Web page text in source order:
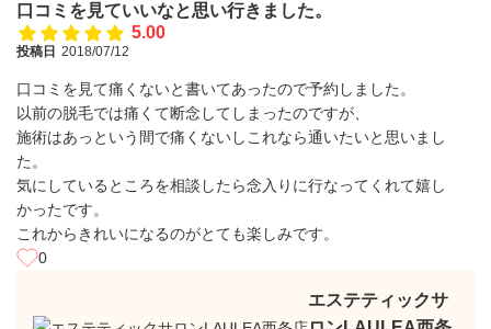
口コミを見ていいなと思い行きました。
5.00
投稿日 2018/07/12
口コミを見て痛くないと書いてあったので予約しました。
以前の脱毛では痛くて断念してしまったのですが、
施術はあっという間で痛くないしこれなら通いたいと思いまし
た。
気にしているところを相談したら念入りに行なってくれて嬉し
かったです。
これからきれいになるのがとても楽しみです。
0
エステティックサ